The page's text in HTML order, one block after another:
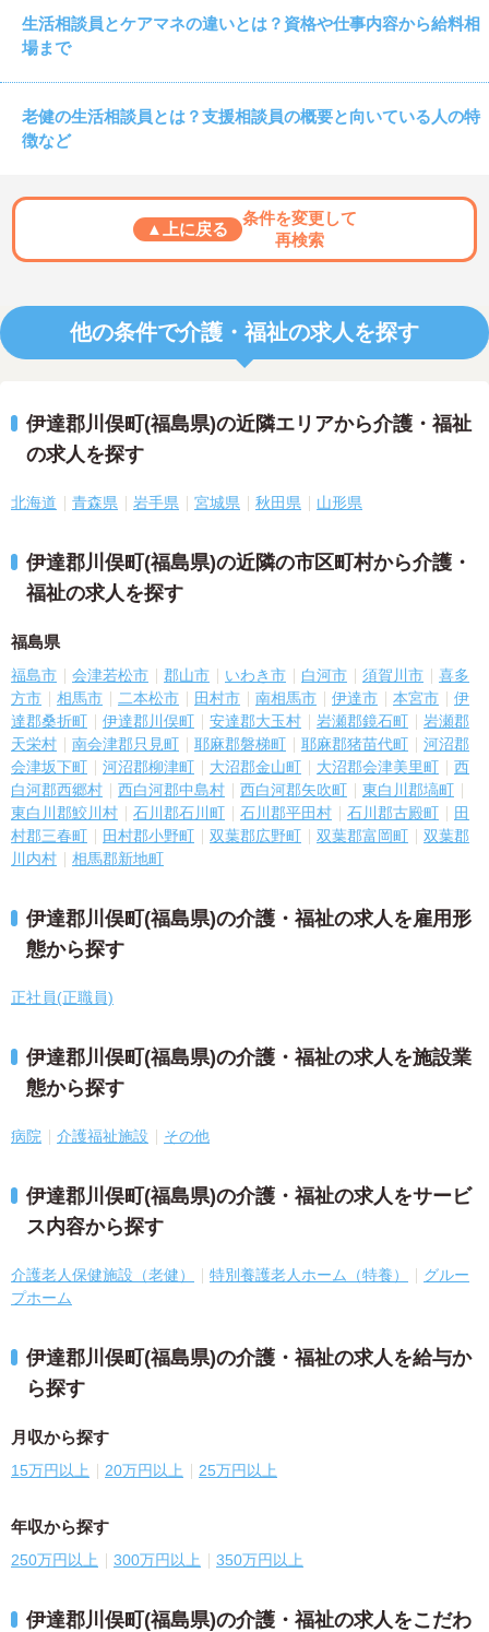
生活相談員とケアマネの違いとは？資格や仕事内容から給料相
場まで
老健の生活相談員とは？支援相談員の概要と向いている人の特
徴など
▲上に戻る
条件を変更して
再検索
他の条件で介護・福祉の求人を探す
伊達郡川俣町(福島県)の近隣エリアから介護・福祉
の求人を探す
北海道 青森県 岩手県 宮城県 秋田県 山形県
伊達郡川俣町(福島県)の近隣の市区町村から介護・
福祉の求人を探す
福島県
福島市 会津若松市 郡山市 いわき市 白河市 須賀川市
喜多
方市
相馬市 二本松市 田村市 南相馬市 伊達市 本宮市
伊
達郡桑折町
伊達郡川俣町 安達郡大玉村 岩瀬郡鏡石町
岩瀬郡
天栄村
南会津郡只見町 耶麻郡磐梯町 耶麻郡猪苗代町
河沼郡
会津坂下町
河沼郡柳津町 大沼郡金山町 大沼郡会津美里町
西
白河郡西郷村
西白河郡中島村 西白河郡矢吹町
東白川郡塙町
東白川郡鮫川村
石川郡石川町 石川郡平田村 石川郡古殿町
田
村郡三春町
田村郡小野町 双葉郡広野町 双葉郡富岡町
双葉郡
川内村
相馬郡新地町
伊達郡川俣町(福島県)の介護・福祉の求人を雇用形
態から探す
正社員(正職員)
伊達郡川俣町(福島県)の介護・福祉の求人を施設業
態から探す
病院 介護福祉施設 その他
伊達郡川俣町(福島県)の介護・福祉の求人をサービ
ス内容から探す
介護老人保健施設（老健） 特別養護老人ホーム（特養）
グルー
プホーム
伊達郡川俣町(福島県)の介護・福祉の求人を給与か
ら探す
月収から探す
15万円以上 20万円以上 25万円以上
年収から探す
250万円以上 300万円以上 350万円以上
伊達郡川俣町(福島県)の介護・福祉の求人をこだわ